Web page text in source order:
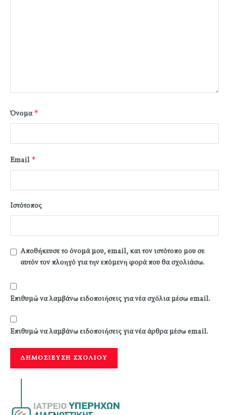
Όνομα*
Email *
Ιστότοπος
Αποθήκευσε το όνομά μου, email, και τον ιστότοπο μου σε
αυτόν τον πλοηγό για την επόμενη φορά που θα σχολιάσω.
Επιθυμώ να λαμβάνω ειδοποιήσεις για νέα σχόλια μέσω email.
Επιθυμώ να λαμβάνω ειδοποιήσεις για νέα άρθρα μέσω email.